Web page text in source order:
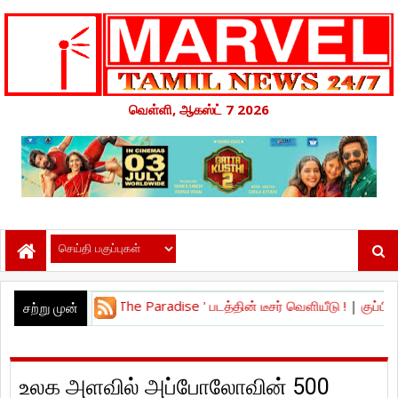
வெள்ளி, ஆகஸ்ட் 7 2026
சற்று முன்
- The Paradise ' படத்தின் டீசர் வெளியீடு !|குப்பி’
உலக அளவில் அப்போலோவின் 500